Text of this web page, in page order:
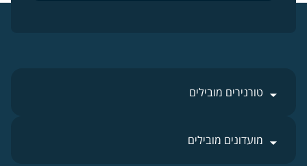
טורנירים מובילים
מועדונים מובילים